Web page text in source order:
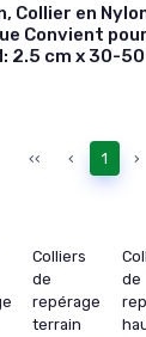
Collier en
Convient
2.5 cm x 30-
‹‹ ‹ 1 ›
Colliers
de
repérage
terrain
de